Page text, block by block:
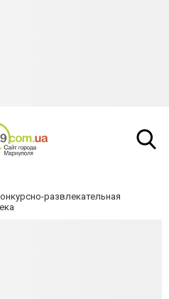
развлекательная